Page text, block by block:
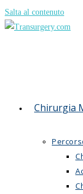
Salta al contenuto
Chirurgia